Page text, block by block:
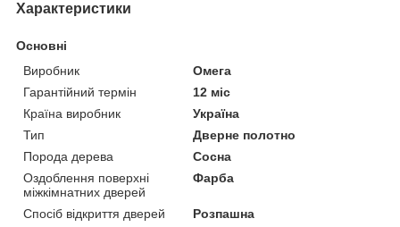
Характеристики
Основні
Виробник
Омега
Гарантійний термін
12 міс
Країна виробник
Україна
Тип
Дверне полотно
Порода дерева
Сосна
Оздоблення поверхні
міжкімнатних дверей
Фарба
Спосіб відкриття дверей
Розпашна